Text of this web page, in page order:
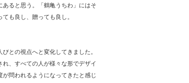
ると思う。「鶴亀うちわ」にはそ
も良し、贈っても良し。
との視点へと変化してきました。
、すべての人が様々な形でデザイ
問われるようになってきたと感じ